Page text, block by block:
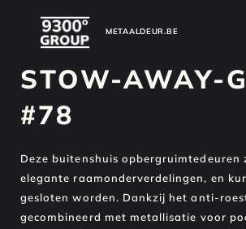
METAALDEUR.BE
METAALDEUR.BE
STOW-AWAY-
#78
Deze buitenshuis opbergruimtedeuren
elegante raamonderverdelingen, en
gesloten worden. Dankzij het anti-
gecombineerd met metallisatie voor